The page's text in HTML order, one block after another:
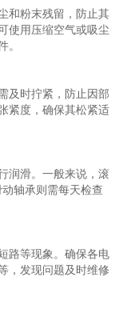
和粉末残留，防止其
使用压缩空气或吸尘
。
及时拧紧，防止因部
紧度，确保其松紧适
润滑。一般来说，滚
轴承则需每天检查
路等现象。确保各电
，发现问题及时维修